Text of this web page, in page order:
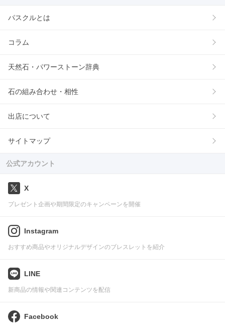
パスクルとは
コラム
天然石・パワーストーン辞典
石の組み合わせ・相性
出店について
サイトマップ
公式アカウント
X
プレゼント企画や期間限定のキャンペーンを開催
Instagram
おすすめ商品やオリジナルデザインのブレスレットを紹介
LINE
新商品の情報や関連コンテンツを配信
Facebook